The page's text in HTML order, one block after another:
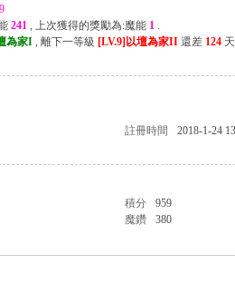
241 , 上次獲得的獎勵為:魔能 1 .
為家I , 離下一等級 [LV.9]以壇為家II 還差 124
註冊時間 2018-1-24
積分 959
魔鑽 380